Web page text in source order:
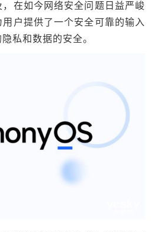
在如今网络安全问题日益严峻
户提供了一个安全可靠的输入
私和数据的安全。